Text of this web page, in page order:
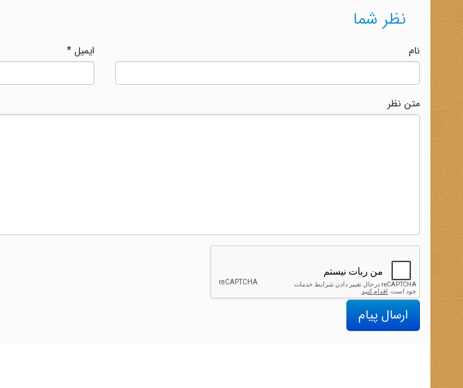
نظر شما
نام ایمیل*
متن نظر
ارسال پیام